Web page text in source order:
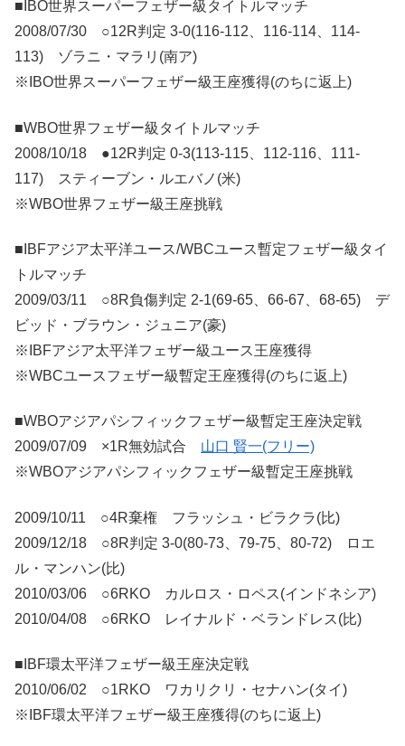
■IBO世界スーパーフェザー級タイトルマッチ
2008/07/30 ○12R判定 3-0(116-112、116-114、114-
113) ゾラニ・マラリ(南ア)
※IBO世界スーパーフェザー級王座獲得(のちに返上)
■WBO世界フェザー級タイトルマッチ
2008/10/18 ●12R判定 0-3(113-115、112-116、111-
117) スティーブン・ルエバノ(米)
※WBO世界フェザー級王座挑戦
■IBFアジア太平洋ユース/WBCユース暫定フェザー級タイ
トルマッチ
2009/03/11 ○8R負傷判定 2-1(69-65、66-67、68-65) デ
ビッド・ブラウン・ジュニア(豪)
※IBFアジア太平洋フェザー級ユース王座獲得
※WBCユースフェザー級暫定王座獲得(のちに返上)
■WBOアジアパシフィックフェザー級暫定王座決定戦
2009/07/09 ×1R無効試合 山口 賢一(フリー)
※WBOアジアパシフィックフェザー級暫定王座挑戦
2009/10/11 ○4R棄権 フラッシュ・ビラクラ(比)
2009/12/18 ○8R判定 3-0(80-73、79-75、80-72) ロエ
ル・マンハン(比)
2010/03/06 ○6RKO カルロス・ロペス(インドネシア)
2010/04/08 ○6RKO レイナルド・ベランドレス(比)
■IBF環太平洋フェザー級王座決定戦
2010/06/02 ○1RKO ワカリクリ・セナハン(タイ)
※IBF環太平洋フェザー級王座獲得(のちに返上)